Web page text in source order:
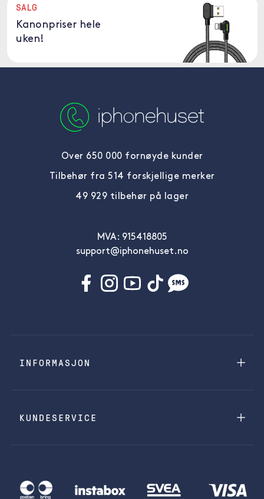
SALG
Kanonpriser hele
uken!
Over 650 000 fornøyde kunder
Tilbehør fra 514 forskjellige merker
49 929 tilbehør på lager
MVA: 915418805
support@iphonehuset.no
INFORMASJON
KUNDESERVICE